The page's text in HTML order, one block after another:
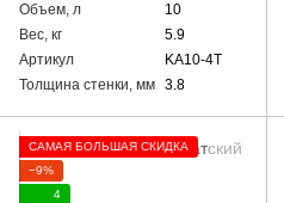
Объем, л
10
Вес, кг
5.9
Артикул
KA10-4T
Толщина стенки, мм 3.8
САМАЯ БОЛЬШАЯ СКИДКА
−9%
4